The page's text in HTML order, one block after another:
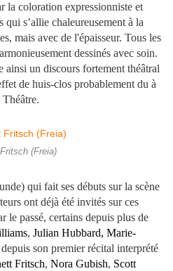
la coloration expressionniste et
qui s’allie chaleureusement à la
mais avec de l'épaisseur. Tous les
dessinés avec soin.
ainsi un discours fortement théâtral
de huis-clos probablement du à
(Freia)
qui fait ses débuts sur la scène
ont déjà été invités sur ces
le passé, certains depuis plus de
, Julian Hubbard, Marie-
son premier récital interprété
Fritsch, Nora Gubish, Scott